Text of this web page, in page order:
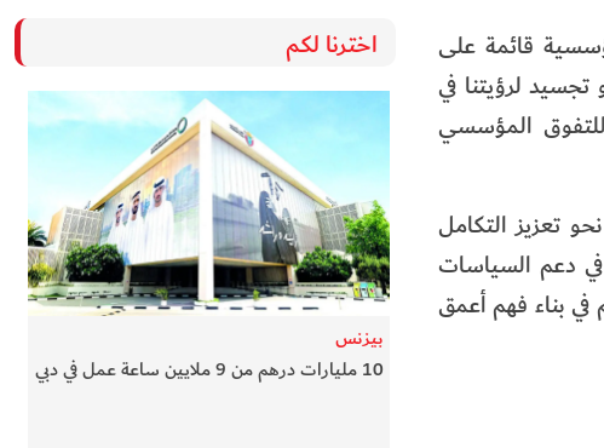
قائمة على
لرؤيتنا في
المؤسسي
تعزيز التكامل
في دعم السياسات
بناء فهم أعمق
اخترنا لكم
بيزنس
10 مليارات درهم من 9 ملايين ساعة عمل في دبي